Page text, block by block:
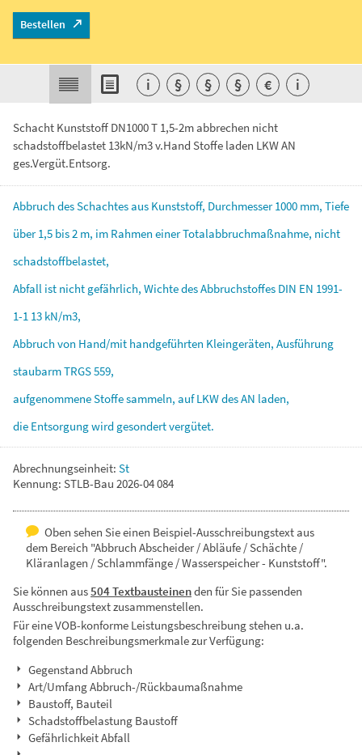
Schacht Kunststoff DN1000 T 1,5-2m abbrechen nicht
schadstoffbelastet 13kN/m3 v.Hand Stoffe laden LKW AN
ges.Vergüt.Entsorg.
Abbruch desSchachtesaus Kunststoff, Durchmesser1000 mm, Tiefe
über1,5 bis2 m, im Rahmen einerTotalabbruchmaßnahme, nicht
schadstoffbelastet,
Abfall ist nicht gefährlich, WichtedesAbbruchstoffes DIN EN 1991-
1-1 13 kN/m3,
Abbruch von Hand/mit handgeführten Kleingeräten, Ausführung
staubarmTRGS559,
aufgenommeneStoffesammeln, aufLKWdesAN laden,
die Entsorgungwird gesondertvergütet.
Abrechnungseinheit: St
Kennung: STLB-Bau 2026-04 084
Oben sehen Sie einen Beispiel-Ausschreibungstext aus
dem Bereich "Abbruch Abscheider / Abläufe / Schächte /
Kläranlagen / Schlammfänge / Wasserspeicher - Kunststoff".
Sie können aus504 Textbausteinenden für Sie passenden
Ausschreibungstext zusammenstellen.
Für eine VOB-konforme Leistungsbeschreibung stehen u.a.
folgenden Beschreibungsmerkmale zur Verfügung:
Gegenstand Abbruch
Art/Umfang Abbruch-/Rückbaumaßnahme
Baustoff, Bauteil
Schadstoffbelastung Baustoff
Gefährlichkeit Abfall
Bestellen
i § § § € i